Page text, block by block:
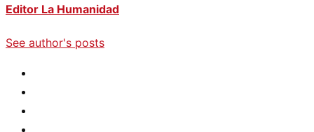
Editor La Humanidad
See author's posts